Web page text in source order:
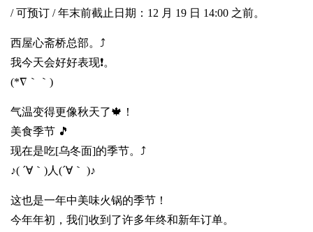
/ 可预订 / 年末前截止日期：12 月 19 日 14:00 之前。
西屋心斋桥总部。⤴️
我今天会好好表现❗。
(*∇｀｀)
气温变得更像秋天了🍁！
美食季节 🎵
现在是吃[乌冬面]的季节。⤴️
♪( ´∀｀)人(´∀｀ )♪
这也是一年中美味火锅的季节！
今年年初，我们收到了许多年终和新年订单。